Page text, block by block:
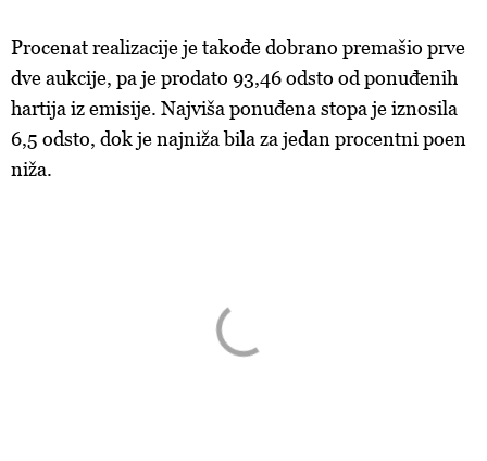
Procenat realizacije je takođe dobrano premašio prve
dve aukcije, pa je prodato 93,46 odsto od ponuđenih
hartija iz emisije. Najviša ponuđena stopa je iznosila
6,5 odsto, dok je najniža bila za jedan procentni poen
niža.